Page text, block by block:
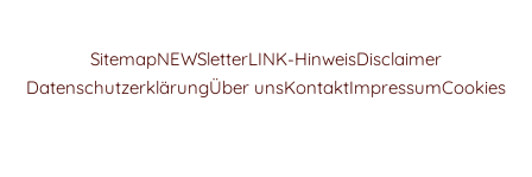
SitemapNEWSletterLINK-HinweisDisclaimer
DatenschutzerklärungÜber unsKontaktImpressumCookies